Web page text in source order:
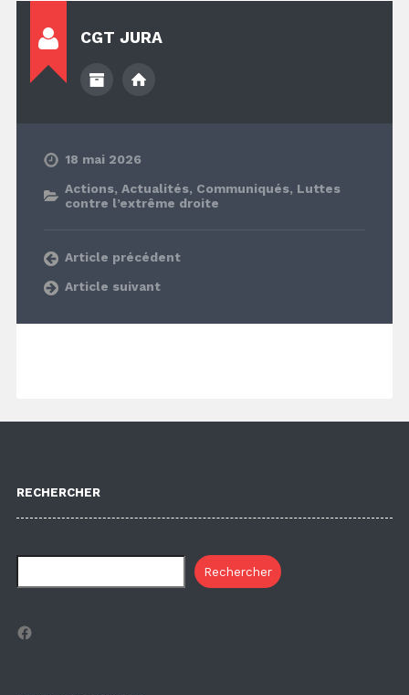
CGT JURA
18 mai 2026
Actions, Actualités, Communiqués, Luttes
contre l’extrême droite
Article précédent
Article suivant
RECHERCHER
Rechercher
Facebook